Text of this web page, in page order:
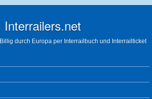
Interrailers.net
Billig durch Europa per Interrailbuch und Interrailticket